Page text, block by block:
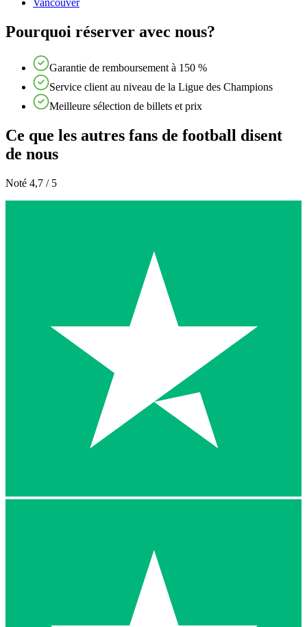
Vancouver
Pourquoi réserver avec nous?
Garantie de remboursement à 150 %
Service client au niveau de la Ligue des Champions
Meilleure sélection de billets et prix
Ce que les autres fans de football disent
de nous
Noté 4,7 / 5